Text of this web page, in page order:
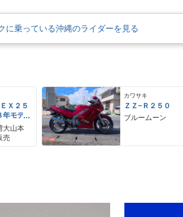
に乗っている沖縄のライダーを見る
Ｘ２５
年モデ
ン Ｅ
バー
大山本
売
カワサキ
ＺＺ−Ｒ２５０
ブルームーン